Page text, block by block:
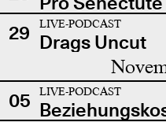
29
LIVE-PODCAST
Drags Uncut
05 LIVE-PODCAST